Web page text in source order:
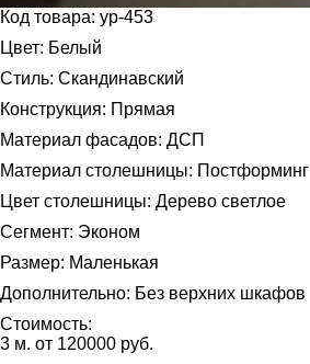
Код товара: ур-453
Цвет: Белый
Стиль: Скандинавский
Конструкция: Прямая
Материал фасадов: ДСП
Материал столешницы: Постформинг
Цвет столешницы: Дерево светлое
Сегмент: Эконом
Размер: Маленькая
Дополнительно: Без верхних шкафов
Стоимость:
3 м. от 120000 руб.